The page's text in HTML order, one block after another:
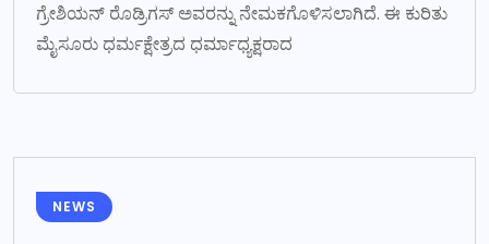
ಗ್ರೇಶಿಯನ್ ರೊಡ್ರಿಗಸ್ ಅವರನ್ನು ನೇಮಕಗೊಳಿಸಲಾಗಿದೆ. ಈ ಕುರಿತು
ಮೈಸೂರು ಧರ್ಮಕ್ಷೇತ್ರದ ಧರ್ಮಾಧ್ಯಕ್ಷರಾದ
NEWS